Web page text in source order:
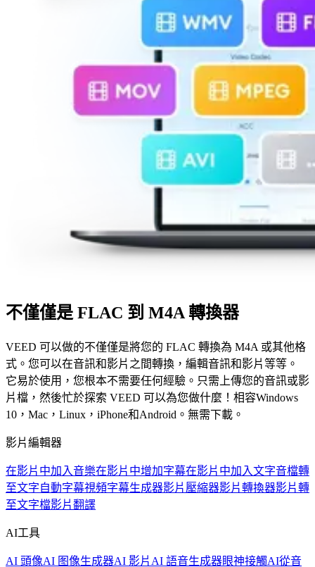
不僅僅是 FLAC 到 M4A 轉換器
VEED 可以做的不僅僅是將您的 FLAC 轉換為 M4A 或其他格
式。您可以在音訊和影片之間轉換，編輯音訊和影片等等。
它易於使用，您根本不需要任何經驗。只需上傳您的音訊或影
片檔，然後忙於探索 VEED 可以為您做什麼！相容Windows
10，Mac，Linux，iPhone和Android。無需下載。
影片編輯器
在影片中加入音樂在影片中增加字幕在影片中加入文字音檔轉
至文字自動字幕視頻字幕生成器影片壓縮器影片轉換器影片轉
至文字檔影片翻譯
AI工具
AI 頭像AI 图像生成器AI 影片 AI 語音生成器眼神接觸AI從音